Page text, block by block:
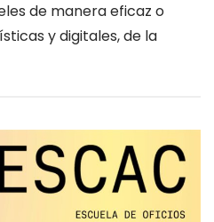
de manera eficaz o
y digitales, de la